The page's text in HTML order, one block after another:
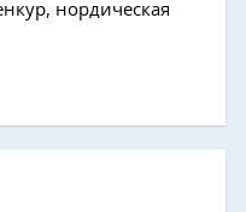
нордическая